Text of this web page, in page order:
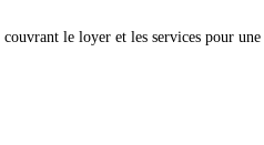
le loyer et les services pour une